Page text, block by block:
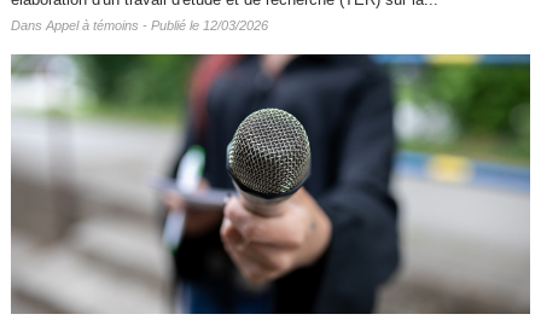
Dans Appel à témoins - Publié le 12/03/2026